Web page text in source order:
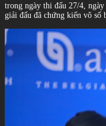
trong ngày thi đấu 27/4,
giải đấu đã chứng kiến vô số